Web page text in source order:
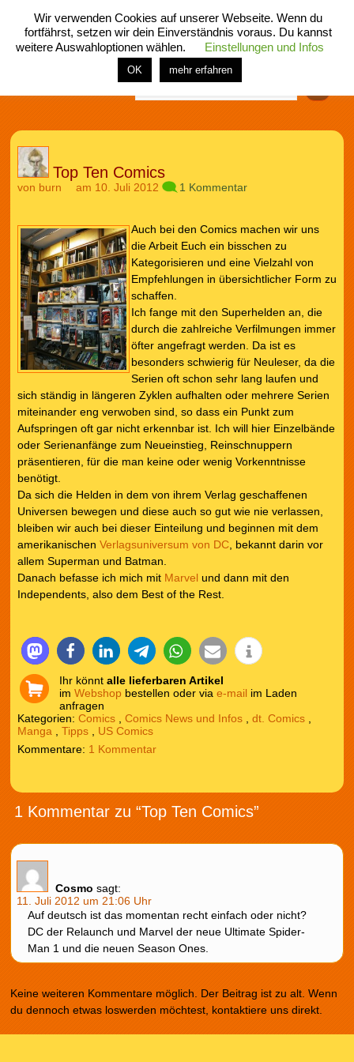
menü
home rubrik buch comic spiel fotos shop
Top Ten Comics
von burn am 10. Juli 2012 1 Kommentar
Auch bei den Comics machen wir uns
die Arbeit Euch ein bisschen zu
Kategorisieren und eine Vielzahl von
Empfehlungen in übersichtlicher Form zu
schaffen.
Ich fange mit den Superhelden an, die
durch die zahlreiche Verfilmungen immer
öfter angefragt werden. Da ist es
besonders schwierig für Neuleser, da die
Serien oft schon sehr lang laufen und
sich ständig in längeren Zyklen aufhalten oder mehrere Serien
miteinander eng verwoben sind, so dass ein Punkt zum
Aufspringen oft gar nicht erkennbar ist. Ich will hier Einzelbände
oder Serienanfänge zum Neueinstieg, Reinschnuppern
präsentieren, für die man keine oder wenig Vorkenntnisse
benötigt.
Da sich die Helden in dem von ihrem Verlag geschaffenen
Universen bewegen und diese auch so gut wie nie verlassen,
bleiben wir auch bei dieser Einteilung und beginnen mit dem
amerikanischen Verlagsuniversum von DC, bekannt darin vor
allem Superman und Batman.
Danach befasse ich mich mit Marvel und dann mit den
Independents, also dem Best of the Rest.
Ihr könnt alle lieferbaren Artikel
im Webshop bestellen oder via e-mail im Laden
anfragen
Kategorien: Comics, Comics News und Infos, dt. Comics,
Manga
Tipps, US Comics
1 Kommentar
1 Kommentar zu “Top Ten Comics”
Cosmo sagt:
11. Juli 2012 um 21:06 Uhr
Auf deutsch ist das momentan recht einfach oder nicht?
DC der Relaunch und Marvel der neue Ultimate Spider-
Man 1 und die neuen Season Ones.
Keine weiteren Kommentare möglich. Der Beitrag ist zu alt. Wenn
du dennoch etwas loswerden möchtest, kontaktiere uns direkt.
Wir verwenden Cookies auf unserer Webseite. Wenn du
fortfährst, setzen wir dein Einverständnis voraus. Du kannst
weitere Auswahloptionen wählen.
Einstellungen und Infos
OK mehr erfahren